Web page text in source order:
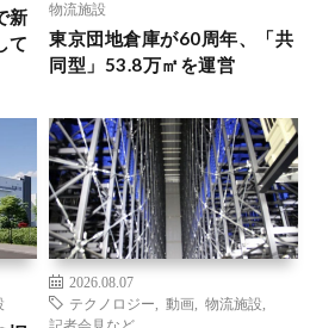
新
て
物流施設
東京団地倉庫が60周年、「共
同型」53.8万㎡を運営
2026.08.07
テクノロジー
動画 物流施設
記者会見など